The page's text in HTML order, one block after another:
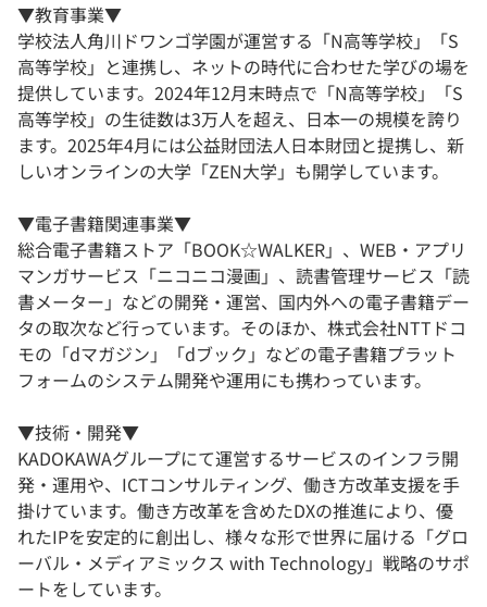
▼教育事業▼
学校法人角川ドワンゴ学園が運営する「N高等学校」「S
高等学校」と連携し、ネットの時代に合わせた学びの場を
提供しています。2024年12月末時点で「N高等学校」「S
高等学校」の生徒数は3万人を超え、日本一の規模を誇り
ます。2025年4月には公益財団法人日本財団と提携し、新
しいオンラインの大学「ZEN大学」も開学しています。
▼電子書籍関連事業▼
総合電子書籍ストア「BOOK☆WALKER」、WEB・アプリ
マンガサービス「ニコニコ漫画」、読書管理サービス「読
書メーター」などの開発・運営、国内外への電子書籍デー
タの取次など行っています。そのほか、株式会社NTTドコ
モの「dマガジン」「dブック」などの電子書籍プラット
フォームのシステム開発や運用にも携わっています。
▼技術・開発▼
KADOKAWAグループにて運営するサービスのインフラ開
発・運用や、ICTコンサルティング、働き方改革支援を手
掛けています。働き方改革を含めたDXの推進により、優
れたIPを安定的に創出し、様々な形で世界に届ける「グロ
ーバル・メディアミックス with Technology」戦略のサポ
ートをしています。